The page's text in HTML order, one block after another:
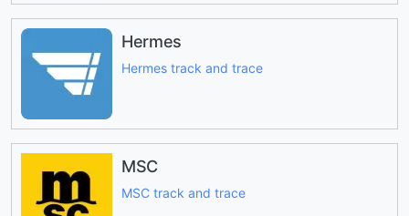
Hermes
Hermes track and trace
MSC
MSC track and trace